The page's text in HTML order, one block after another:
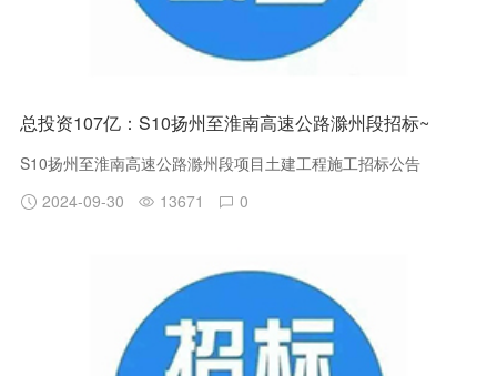
总投资107亿：S10扬州至淮南高速公路滁州段招标~
S10扬州至淮南高速公路滁州段项目土建工程施工招标公告
2024-09-30
13671 0